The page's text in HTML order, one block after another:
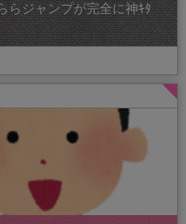
らジャンプが完全に神ｷﾀ